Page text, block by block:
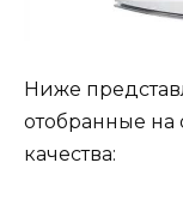
Ниже
отобранные
качества: